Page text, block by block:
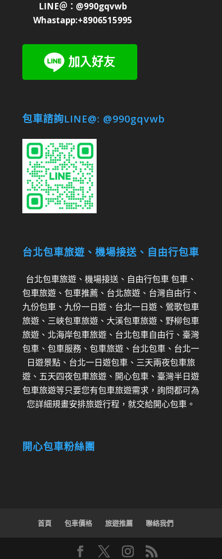
LINE＠：@990gqvwb
Whastapp:+8906515995
包車諮詢LINE@: @990gqvwb
台北包車旅遊、機場接送、自由行包車
台北包車旅遊、機場接送、自由行包車 包車、
包車旅遊、包車推薦、台北旅遊、台灣自由行、
九份包車、九份一日遊、台北一日遊、鶯歌包車
旅遊、三峽包車旅遊、大溪包車旅遊、野柳包車
旅遊、北海岸包車旅遊、台北包車自由行、臺灣
包車、包車服務、包車旅遊、台北包車、台北一
日遊景點、台北一日遊包車、三天兩夜包車旅
遊、五天四夜包車旅遊、開心包車、臺灣半日遊
包車旅遊等只要您有包車旅遊需求，詢問都可為
您詳細規畫安排旅遊行程，就交給開心包車。
開心包車粉絲團
首頁 包車價格 旅遊推薦 聯絡我們